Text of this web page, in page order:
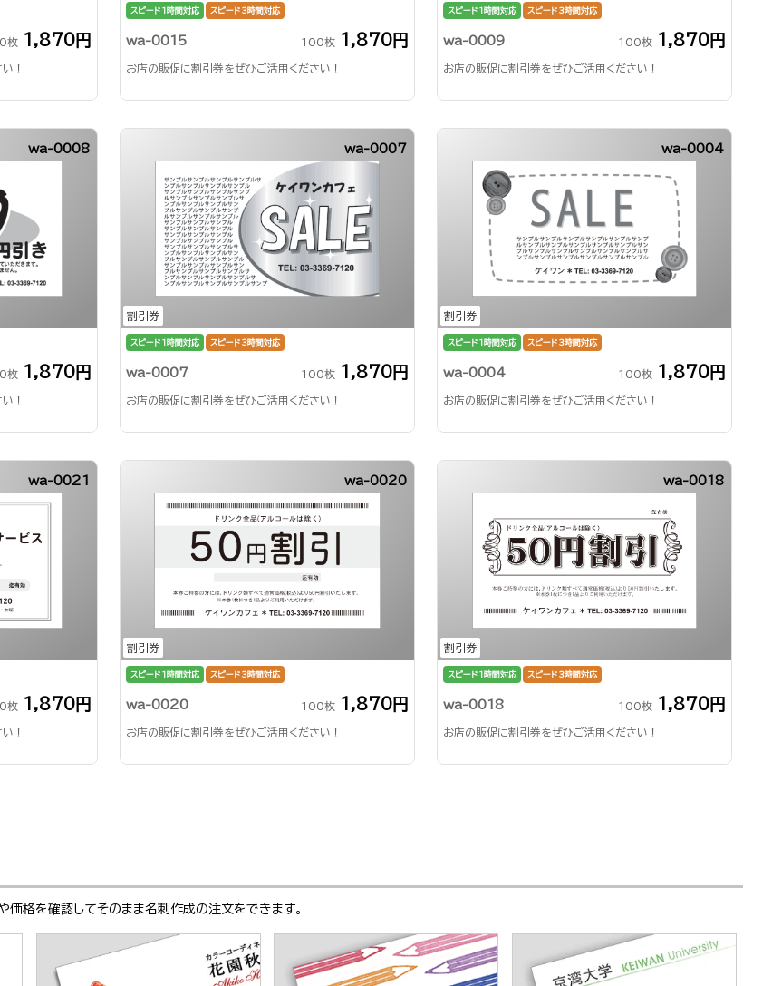
枚 1,870円
！
スピード1時間対応 スピード3時間対応
wa-0015 100枚 1,870円
お店の販促に割引券をぜひご活用ください！
スピード1時間対応 スピード3時間対応
wa-0009 100枚 1,870円
お店の販促に割引券をぜひご活用ください！
wa-0008
枚 1,870円
！
割引券
wa-0007
スピード1時間対応 スピード3時間対応
wa-0007 100枚 1,870円
お店の販促に割引券をぜひご活用ください！
割引券
wa-0004
スピード1時間対応 スピード3時間対応
wa-0004 100枚 1,870円
お店の販促に割引券をぜひご活用ください！
wa-0021
枚 1,870円
！
割引券
wa-0020
スピード1時間対応 スピード3時間対応
wa-0020 100枚 1,870円
お店の販促に割引券をぜひご活用ください！
割引券
wa-0018
スピード1時間対応 スピード3時間対応
wa-0018 100枚 1,870円
お店の販促に割引券をぜひご活用ください！
価格を確認してそのまま名刺作成の注文をできます。